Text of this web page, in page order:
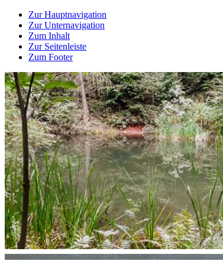
Zur Hauptnavigation
Zur Unternavigation
Zum Inhalt
Zur Seitenleiste
Zum Footer